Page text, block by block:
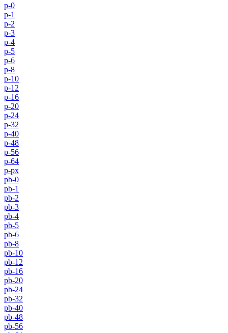
p-0
p-1
p-2
p-3
p-4
p-5
p-6
p-8
p-10
p-12
p-16
p-20
p-24
p-32
p-40
p-48
p-56
p-64
p-px
pb-0
pb-1
pb-2
pb-3
pb-4
pb-5
pb-6
pb-8
pb-10
pb-12
pb-16
pb-20
pb-24
pb-32
pb-40
pb-48
pb-56